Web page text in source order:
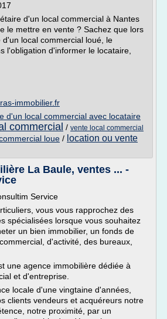
d'un local commercial à Nantes
le mettre en vente ? Sachez que lors
local commercial loué, le
l'obligation d'informer le locataire,
immobilier.fr
d'un local commercial avec locataire
commercial / vente local commercial
loue / location ou vente
La Baule, ventes ... -
Service
vous vous rapprochez des
spécialisées lorsque vous souhaitez
un bien immobilier, un fonds de
d'activité, des bureaux,
une agence immobilière dédiée à
et d'entreprise.
locale d'une vingtaine d'années,
clients vendeurs et acquéreurs notre
notre proximité, par un